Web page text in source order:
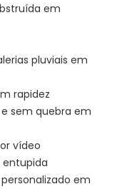
em
pluviais em
rapidez
sem quebra em
vídeo
em